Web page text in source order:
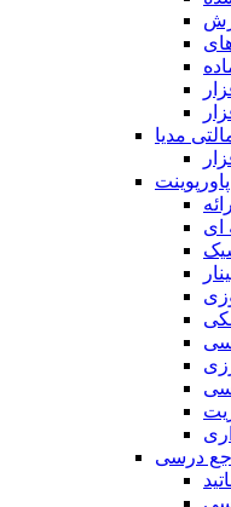
مدیا
پاورپوینت
ای
درسی